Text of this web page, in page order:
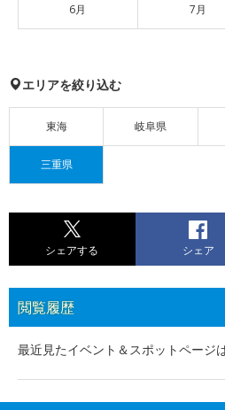
6月 7月
エリアを絞り込む
東海 岐阜県
三重県
シェアする シェア
閲覧履歴
最近見たイベント＆スポットページ